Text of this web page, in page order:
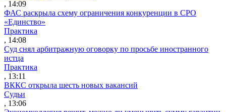
, 14:09
ФАС раскрыла схему ограничения конкуренции в СРО
«Единство»
Практика
, 14:08
Суд снял арбитражную оговорку по просьбе иностранного
истца
Практика
, 13:11
ВККС открыла шесть новых вакансий
Судьи
, 13:06